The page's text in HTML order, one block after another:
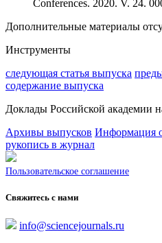
Conferences. 2020. V. 24.
Дополнительные материалы
Инструменты
следующая статья выпуска
содержание выпуска
Доклады Российской академии
Архивы выпусков Информация
рукопись в журнал
Пользовательское соглашение
Свяжитесь с нами
info@sciencejournals.ru